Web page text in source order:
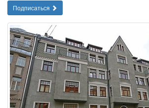
Подписаться